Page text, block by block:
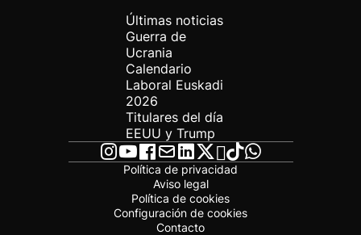
Últimas noticias
Guerra de
Ucrania
Calendario
Laboral Euskadi
2026
Titulares del día
EEUU y Trump
Política de privacidad
Aviso legal
Política de cookies
Configuración de cookies
Contacto